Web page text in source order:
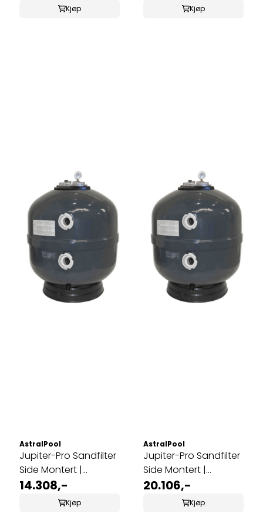
Kjøp Kjøp
AstralPool
Jupiter-Pro Sandfilter
Side Montert |
Ø625mm
14.308,-
Kjøp
AstralPool
Jupiter-Pro Sandfilter
Side Montert |
Ø780mm
20.106,-
Kjøp